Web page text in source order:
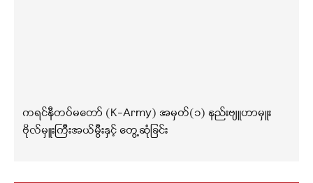
ကရင်နီတပ်မတော် (K-Army) အမှတ်(၁) နည်းဗျူဟာမှူး
ဗိုလ်မှူးကြီးအယ်မွီးနှင့် တွေ့ဆုံခြင်း